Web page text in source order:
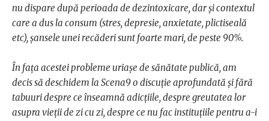
nu dispare după perioada de dezintoxicare, dar și contextul
care a dus la consum (stres, depresie, anxietate, plictiseală
etc), șansele unei recăderi sunt foarte mari, de peste 90%.
În fața acestei probleme uriașe de sănătate publică, am
decis să deschidem la Scena9 o discuție aprofundată și fără
tabuuri despre ce înseamnă adicțiile, despre greutatea lor
asupra vieții de zi cu zi, despre ce nu fac instituțiile pentru a-i